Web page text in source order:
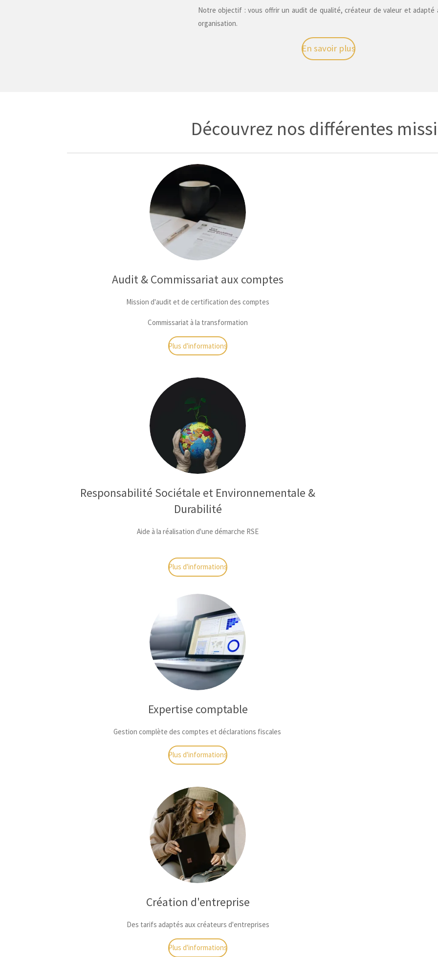
Notre objectif : vous offrir un audit de qualité, créateur de valeur et adapté
organisation.
En savoir plus
Découvrez nos différentes
Audit & Commissariat aux comptes
Mission d'audit et de certification des comptes
Commissariat à la transformation
Plus d'informations
Responsabilité Sociétale et Environnementale &
Durabilité
Aide à la réalisation d'une démarche RSE
Plus d'informations
Expertise comptable
Gestion complète des comptes et déclarations fiscales
Plus d'informations
Création d'entreprise
Des tarifs adaptés aux créateurs d'entreprises
Plus d'informations